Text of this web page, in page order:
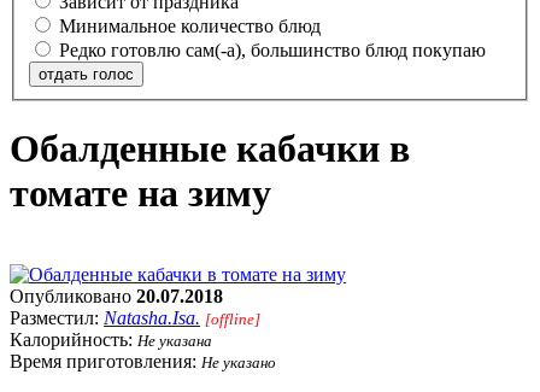
Минимальное количество блюд
Редко готовлю сам(-а), большинство блюд покупаю
отдать голос
Обалденные кабачки в
томате на зиму
Опубликовано 20.07.2018
Разместил: Natasha.Isa. [offline]
Калорийность: Не указана
Время приготовления: Не указано